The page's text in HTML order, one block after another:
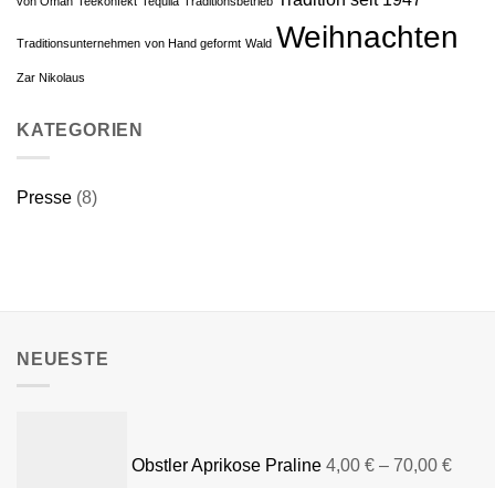
Traditionsunternehmen von Hand ge­formt Wald Weihnachten
Zar Nikolaus
KATEGORIEN
Presse (8)
NEUESTE
Obstler Aprikose Praline 4,00 € – 70,00 €